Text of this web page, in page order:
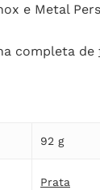
e Metal
completa de
92 g
Prata